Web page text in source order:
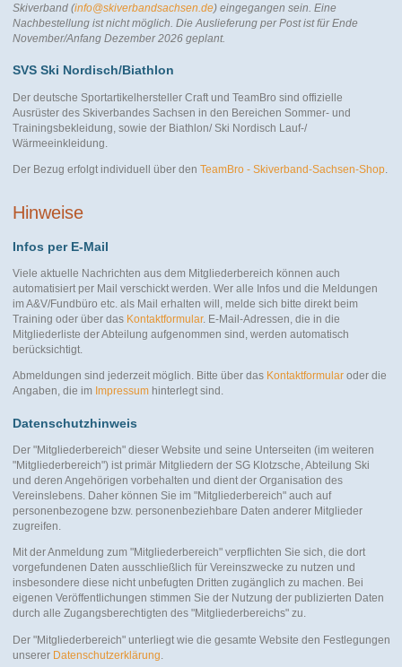
Skiverband (info@skiverbandsachsen.de) eingegangen sein. Eine
Nachbestellung ist nicht möglich. Die Auslieferung per Post ist für Ende
November/Anfang Dezember 2026 geplant.
SVS Ski Nordisch/Biathlon
Der deutsche Sportartikelhersteller Craft und TeamBro sind offizielle
Ausrüster des Skiverbandes Sachsen in den Bereichen Sommer- und
Trainingsbekleidung, sowie der Biathlon/ Ski Nordisch Lauf-/
Wärmeeinkleidung.
Der Bezug erfolgt individuell über den TeamBro - Skiverband-Sachsen-Shop.
Hinweise
Infos per E-Mail
Viele aktuelle Nachrichten aus dem Mitgliederbereich können auch
automatisiert per Mail verschickt werden. Wer alle Infos und die Meldungen
im A&V/Fundbüro etc. als Mail erhalten will, melde sich bitte direkt beim
Training oder über das Kontaktformular. E-Mail-Adressen, die in die
Mitgliederliste der Abteilung aufgenommen sind, werden automatisch
berücksichtigt.
Abmeldungen sind jederzeit möglich. Bitte über das Kontaktformular oder die
Angaben, die im Impressumhinterlegt sind.
Datenschutzhinweis
Der "Mitgliederbereich" dieser Website und seine Unterseiten (im weiteren
"Mitgliederbereich") ist primär Mitgliedern der SG Klotzsche, Abteilung Ski
und deren Angehörigen vorbehalten und dient der Organisation des
Vereinslebens. Daher können Sie im "Mitgliederbereich" auch auf
personenbezogene bzw. personenbeziehbare Daten anderer Mitglieder
zugreifen.
Mit der Anmeldung zum "Mitgliederbereich" verpflichten Sie sich, die dort
vorgefundenen Daten ausschließlich für Vereinszwecke zu nutzen und
insbesondere diese nicht unbefugten Dritten zugänglich zu machen. Bei
eigenen Veröffentlichungen stimmen Sie der Nutzung der publizierten Daten
durch alle Zugangsberechtigten des "Mitgliederbereichs" zu.
Der "Mitgliederbereich" unterliegt wie die gesamte Website den Festlegungen
unserer Datenschutzerklärung